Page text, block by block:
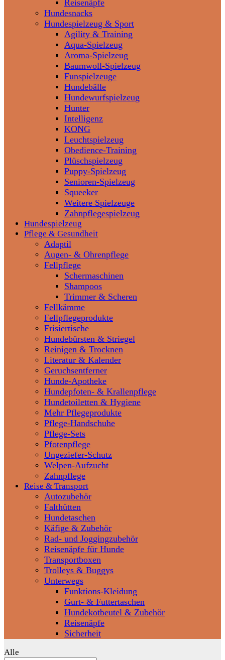
Reisenäpfe
Hundesnacks
Hundespielzeug & Sport
Agility & Training
Aqua-Spielzeug
Aroma-Spielzeug
Baumwoll-Spielzeug
Funspielzeuge
Hundebälle
Hundewurfspielzeug
Hunter
Intelligenz
KONG
Leuchtspielzeug
Obedience-Training
Plüschspielzeug
Puppy-Spielzeug
Senioren-Spielzeug
Squeeker
Weitere Spielzeuge
Zahnpflegespielzeug
Hundespielzeug
Pflege & Gesundheit
Adaptil
Augen- & Ohrenpflege
Fellpflege
Schermaschinen
Shampoos
Trimmer & Scheren
Fellkämme
Fellpflegeprodukte
Frisiertische
Hundebürsten & Striegel
Reinigen & Trocknen
Literatur & Kalender
Geruchsentferner
Hunde-Apotheke
Hundepfoten- & Krallenpflege
Hundetoiletten & Hygiene
Mehr Pflegeprodukte
Pflege-Handschuhe
Pflege-Sets
Pfotenpflege
Ungeziefer-Schutz
Welpen-Aufzucht
Zahnpflege
Reise & Transport
Autozubehör
Falthütten
Hundetaschen
Käfige & Zubehör
Rad- und Joggingzubehör
Reisenäpfe für Hunde
Transportboxen
Trolleys & Buggys
Unterwegs
Funktions-Kleidung
Gurt- & Futtertaschen
Hundekotbeutel & Zubehör
Reisenäpfe
Sicherheit
Alle